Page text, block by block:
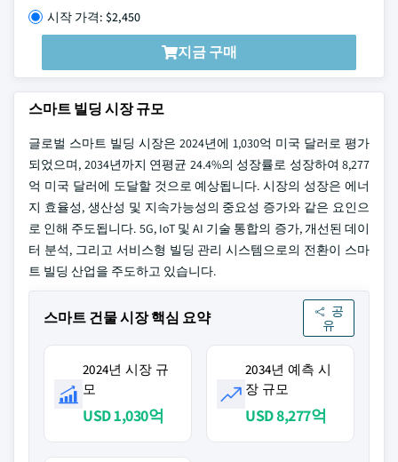
시작 가격: $2,450
지금 구매
스마트 빌딩 시장 규모
글로벌 스마트 빌딩 시장은 2024년에 1,030억 미국 달러로 평가
되었으며, 2034년까지 연평균 24.4%의 성장률로 성장하여 8,277
억 미국 달러에 도달할 것으로 예상됩니다. 시장의 성장은 에너
지 효율성, 생산성 및 지속가능성의 중요성 증가와 같은 요인으
로 인해 주도됩니다. 5G, IoT 및 AI 기술 통합의 증가, 개선된 데이
터 분석, 그리고 서비스형 빌딩 관리 시스템으로의 전환이 스마
트 빌딩 산업을 주도하고 있습니다.
스마트 건물 시장 핵심 요약
공
유
2024년 시장 규
모
USD 1,030억
2034년 예측 시
장 규모
USD 8,277억